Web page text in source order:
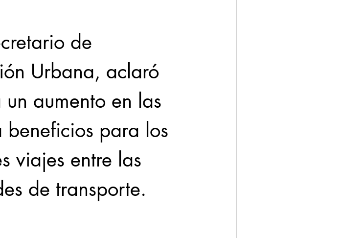
de
Urbana, aclaró
aumento en las
para los
viajes entre las
de transporte.